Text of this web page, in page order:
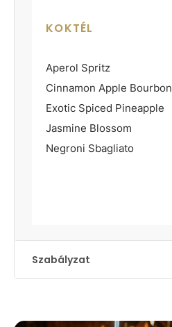
KOKTÉL
Aperol Spritz
Cinnamon Apple Bourbon
Exotic Spiced Pineapple
Jasmine Blossom
Negroni Sbagliato
Szabályzat